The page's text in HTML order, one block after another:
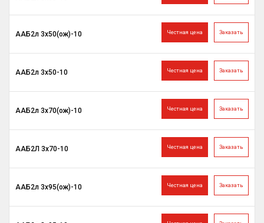
Заказать
Честная цена
ААБ2л 3х50(ож)-10
Заказать
Честная цена
ААБ2л 3х50-10
Заказать
Честная цена
ААБ2л 3х70(ож)-10
Заказать
Честная цена
ААБ2Л 3х70-10
Заказать
Честная цена
ААБ2л 3х95(ож)-10